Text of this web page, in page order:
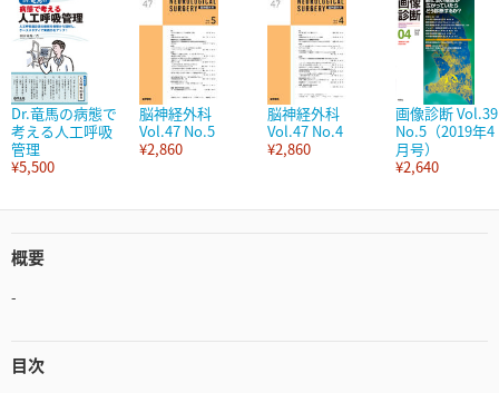
Dr.竜馬の病態で
考える人工呼吸
管理
¥5,500
脳神経外科
Vol.47 No.5
¥2,860
脳神経外科
Vol.47 No.4
¥2,860
画像診断 Vol.39
No.5（2019年4
月号）
¥2,640
概要
-
目次